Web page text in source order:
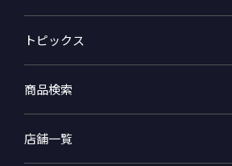
トピックス
商品検索
店舗一覧